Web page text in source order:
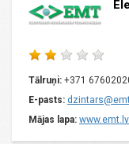
Tālruņi: +371
E-pasts:
Mājas lapa: www.emt.lv